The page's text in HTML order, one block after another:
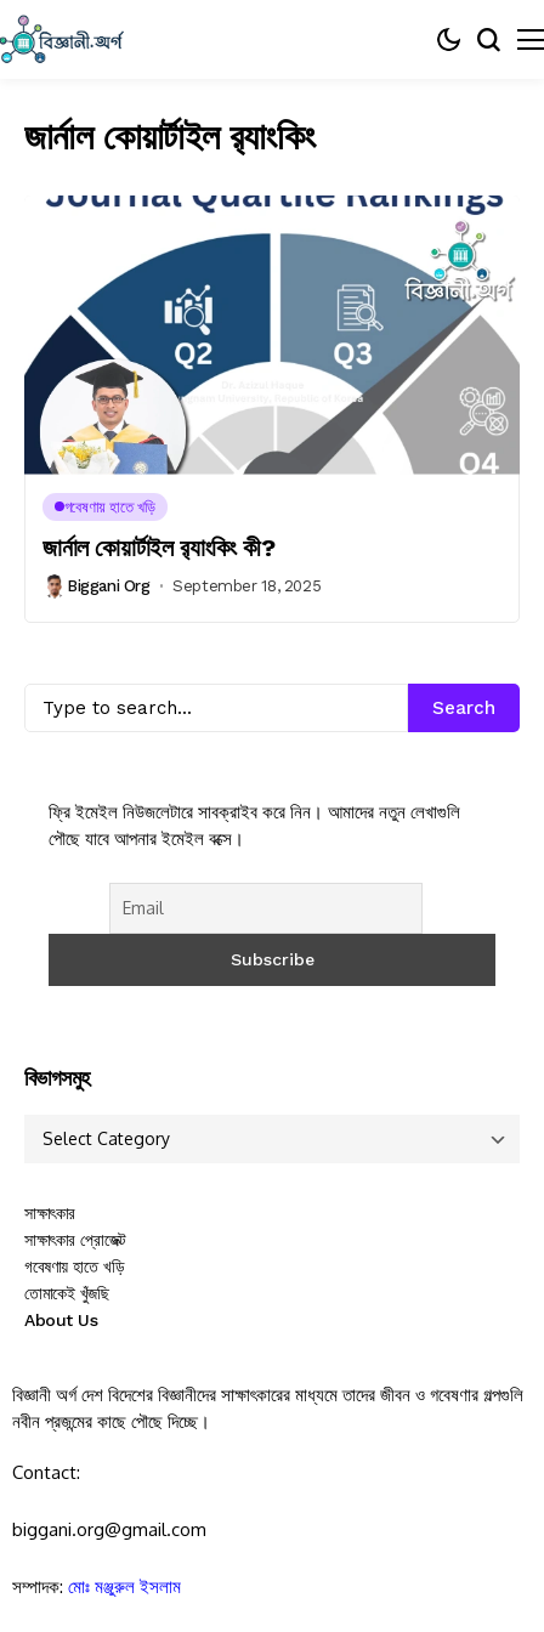
জার্নাল কোয়ার্টাইল র‍্যাংকিং
গবেষণায় হাতে খড়ি
জার্নাল কোয়ার্টাইল র‍্যাংকিং কী?
Biggani Org September 18, 2025
Search
ফ্রি ইমেইল নিউজলেটারে সাবক্রাইব করে নিন। আমাদের নতুন লেখাগুলি
পৌছে যাবে আপনার ইমেইল বক্সে।
বিভাগসমুহ
সাক্ষাৎকার
সাক্ষাৎকার প্রোজেক্ট
গবেষণায় হাতে খড়ি
তোমাকেই খুঁজছি
About Us
বিজ্ঞানী অর্গ দেশ বিদেশের বিজ্ঞানীদের সাক্ষাৎকারের মাধ্যমে তাদের জীবন ও গবেষণার গল্পগুলি
নবীন প্রজন্মের কাছে পৌছে দিচ্ছে।
Contact:
biggani.org@gmail.com
সম্পাদক: মোঃ মঞ্জুরুল ইসলাম